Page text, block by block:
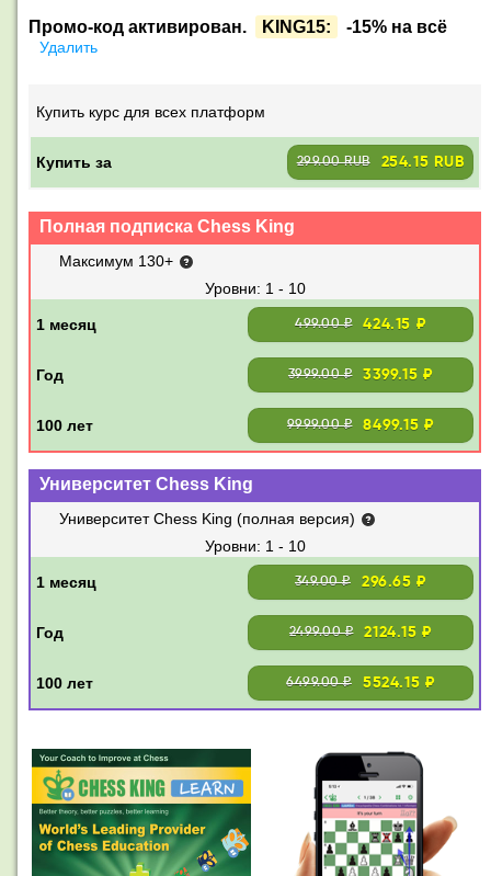
Промо-код активирован. KING15: -15% на всё
Удалить
Купить курс для всех платформ
Купить за 299.00 RUB 254.15 RUB
Полная подписка Chess King
Максимум 130+
1 - 10
499.00 ₽ 424.15 ₽
3999.00 ₽ 3399.15 ₽
9999.00 ₽ 8499.15 ₽
Университет Chess King
Университет Chess King (полная версия)
1 - 10
349.00 ₽ 296.65 ₽
2499.00 ₽ 2124.15 ₽
6499.00 ₽ 5524.15 ₽